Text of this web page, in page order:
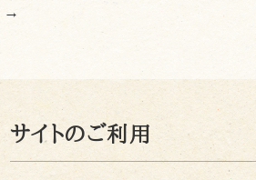
→
サイトのご利用